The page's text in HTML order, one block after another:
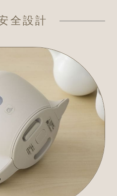
全設計